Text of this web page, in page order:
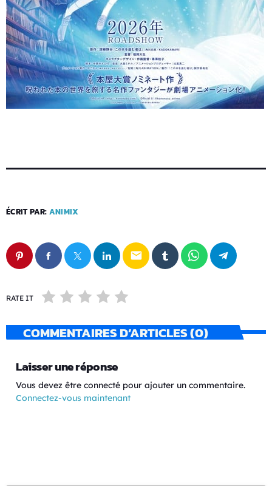
ÉCRIT PAR: ANIMIX
email
RATE IT
COMMENTAIRES D’ARTICLES (0)
Laisser une réponse
Vous devez être connecté pour ajouter un commentaire.
Connectez-vous maintenant